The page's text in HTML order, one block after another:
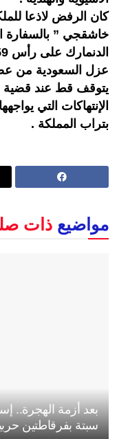
كان الرفض لاذعا
خاشقجي ” بالسفارة
الدنمارك على رأس 59 دولة توجيه انتقادات لها .
عزل السعودية من
يتوقف قط عند
الإنتهاكات التي
بتراب المملكة .
مواضيع ذات
بعد أزمة الهجرة..
سبتة بفرقاطتين